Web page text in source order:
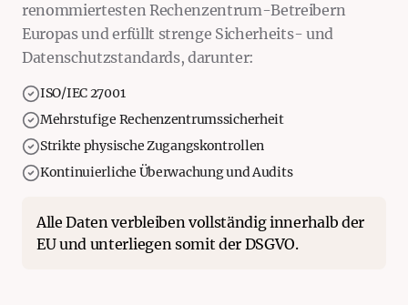
renommiertesten Rechenzentrum-Betreibern
Europas und erfüllt strenge Sicherheits- und
Datenschutzstandards, darunter:
ISO/IEC 27001
Mehrstufige Rechenzentrumssicherheit
Strikte physische Zugangskontrollen
Kontinuierliche Überwachung und Audits
Alle Daten verbleiben vollständig innerhalb der
EU und unterliegen somit der DSGVO.